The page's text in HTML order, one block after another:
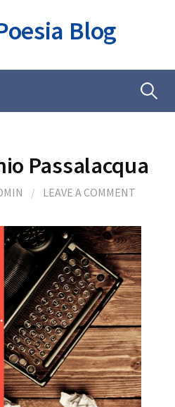
Blog
Ricerca
Passalacqua
/ LEAVE A COMMENT